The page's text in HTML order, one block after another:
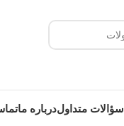
سؤالات متداولدرباره ما